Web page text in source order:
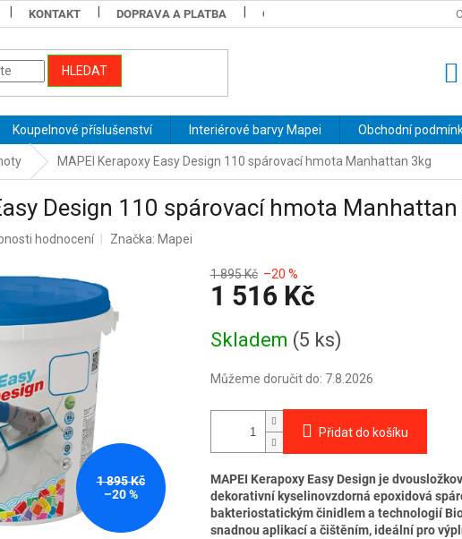
KONTAKT DOPRAVA A PLATBA OBCHODNÍ PODMÍNKY
HLEDAT
Koupelnové příslušenství Interiérové barvy Mapei Obchodní
MAPEI Kerapoxy Easy Design 110 spárovací hmota Manhattan 3kg
Design 110 spárovací hmota
hodnocení Značka: Mapei
1 895 Kč
–20 %
1 895 Kč –20 %
1 516 Kč
cena:
Skladem (5 ks)
Můžeme doručit do: 7.8.2026
Přidat do košíku
MAPEI Kerapoxy Easy Design je
dekorativní kyselinovzdorná epoxidová
bakteriostatickým činidlem a technologií
snadnou aplikací a čištěním, ideální pro